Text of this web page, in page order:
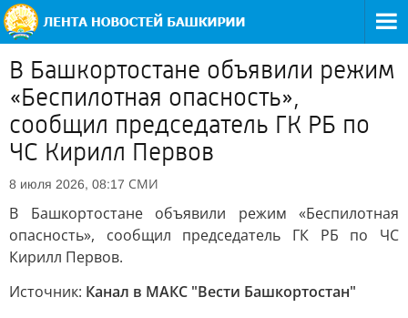
В Башкортостане объявили режим
«Беспилотная опасность»,
сообщил председатель ГК РБ по
ЧС Кирилл Первов
8 июля 2026, 08:17 СМИ
В Башкортостане объявили режим «Беспилотная
опасность», сообщил председатель ГК РБ по ЧС
Кирилл Первов.
Источник: Канал в МАКС "Вести Башкортостан"